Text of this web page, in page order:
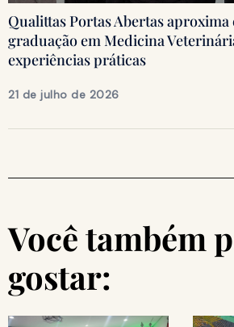
Qualittas Portas Abertas aproxima
graduação em Medicina
experiências práticas
21 de julho de 2026
Você também
gostar: